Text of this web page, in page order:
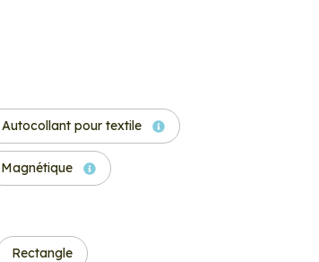
Autocollant pour textile
Magnétique
Rectangle